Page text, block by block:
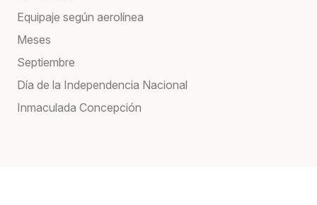
Equipaje según aerolínea
Meses
Septiembre
Día de la Independencia Nacional
Inmaculada Concepción